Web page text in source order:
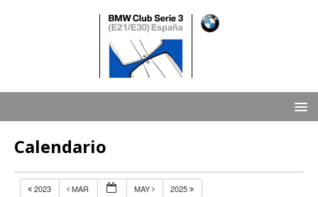
Calendario
2023 MAR MAY 2025